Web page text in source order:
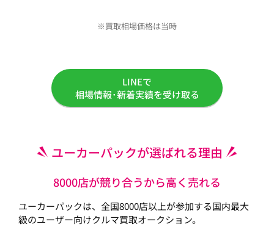
※買取相場価格は当時
LINEで
相場情報･新着実績を受け取る
ユーカーパックが選ばれる理由
8000店が競り合うから高く売れる
ユーカーパックは、全国8000店以上が参加する国内最大
級のユーザー向けクルマ買取オークション。